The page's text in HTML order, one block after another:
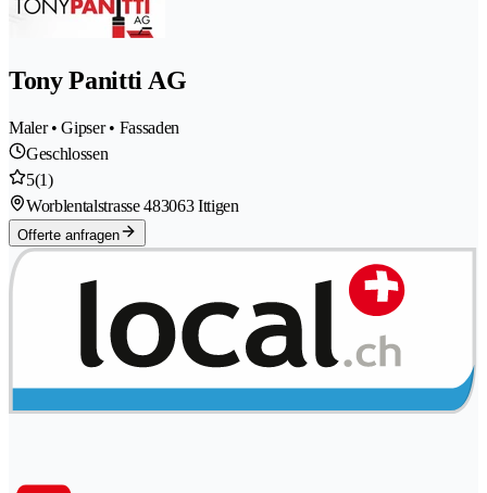
Tony Panitti AG
Maler • Gipser • Fassaden
Geschlossen
5(1)
Worblentalstrasse 483063 Ittigen
Offerte anfragen